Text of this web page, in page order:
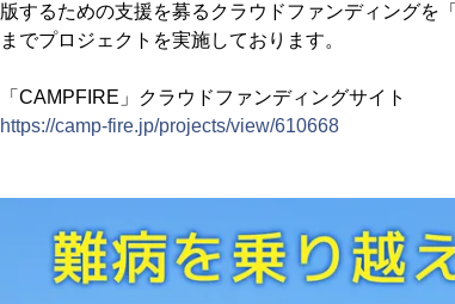
版するための支援を募るクラウドファンディングを
までプロジェクトを実施しております。
「CAMPFIRE」クラウドファンディングサイト
https://camp-fire.jp/projects/view/610668